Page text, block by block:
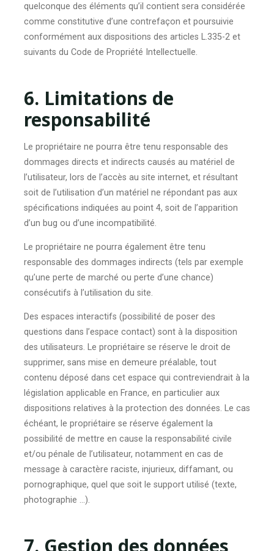
quelconque des éléments qu’il contient sera considérée
comme constitutive d’une contrefaçon et poursuivie
conformément aux dispositions des articles L.335-2 et
suivants du Code de Propriété Intellectuelle.
6. Limitations de
responsabilité
Le propriétaire ne pourra être tenu responsable des
dommages directs et indirects causés au matériel de
l’utilisateur, lors de l’accès au site internet, et résultant
soit de l’utilisation d’un matériel ne répondant pas aux
spécifications indiquées au point 4, soit de l’apparition
d’un bug ou d’une incompatibilité.
Le propriétaire ne pourra également être tenu
responsable des dommages indirects (tels par exemple
qu’une perte de marché ou perte d’une chance)
consécutifs à l’utilisation du site.
Des espaces interactifs (possibilité de poser des
questions dans l’espace contact) sont à la disposition
des utilisateurs. Le propriétaire se réserve le droit de
supprimer, sans mise en demeure préalable, tout
contenu déposé dans cet espace qui contreviendrait à la
législation applicable en France, en particulier aux
dispositions relatives à la protection des données. Le cas
échéant, le propriétaire se réserve également la
possibilité de mettre en cause la responsabilité civile
et/ou pénale de l’utilisateur, notamment en cas de
message à caractère raciste, injurieux, diffamant, ou
pornographique, quel que soit le support utilisé (texte,
photographie …).
7. Gestion des données